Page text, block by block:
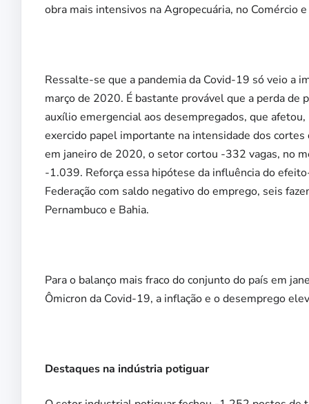
obra mais intensivos na Agropecuária, no Comércio
Ressalte-se que a pandemia da Covid-19 só veio a
março de 2020. É bastante provável que a perda
auxílio emergencial aos desempregados, que
exercido papel importante na intensidade dos
em janeiro de 2020, o setor cortou -332 vagas, no
-1.039. Reforça essa hipótese da influência do
Federação com saldo negativo do emprego, seis
Pernambuco e Bahia.
Para o balanço mais fraco do conjunto do país em
Ômicron da Covid-19, a inflação e o desemprego
Destaques na indústria potiguar